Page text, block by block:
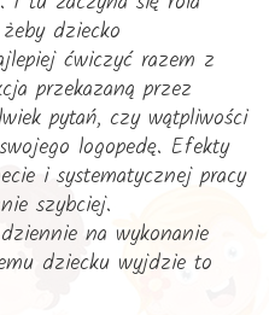
dziecko
ćwiczyć razem z
przekazaną przez
pytań, czy wątpliwości
logopedę. Efekty
i systematycznej pracy
szybciej.
na wykonanie
dziecku wyjdzie to